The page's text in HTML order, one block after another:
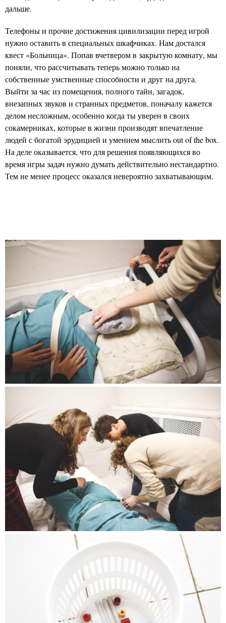
дальше.
Телефоны и прочие достижения цивилизации перед игрой
нужно оставить в специальных шкафчиках. Нам достался
квест «Больница». Попав вчетвером в закрытую комнату, мы
поняли, что рассчитывать теперь можно только на
собственные умственные способности и друг на друга.
Выйти за час из помещения, полного тайн, загадок,
внезапных звуков и странных предметов, поначалу кажется
делом несложным, особенно когда ты уверен в своих
сокамерниках, которые в жизни производят впечатление
людей с богатой эрудицией и умением мыслить out of the box.
На деле оказывается, что для решения появляющихся во
время игры задач нужно думать действительно нестандартно.
Тем не менее процесс оказался невероятно захватывающим.